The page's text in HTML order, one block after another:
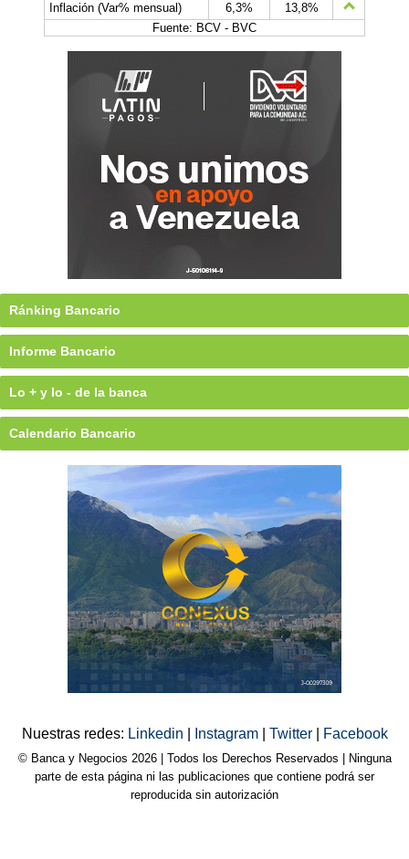
Inflación (Var% mensual)
6,3%
13,8%
Fuente: BCV - BVC
Ránking Bancario
Informe Bancario
Lo + y lo - de la banca
Calendario Bancario
Nuestras redes: Linkedin Instagram Twitter Facebook
© Banca y Negocios 2026 | Todos los Derechos Reservados | Ninguna
parte de esta página ni las publicaciones que contiene podrá ser
reproducida sin autorización